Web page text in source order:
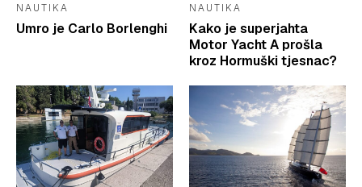
NAUTIKA
Umro je Carlo Borlenghi
NAUTIKA
Kako je superjahta
Motor Yacht A prošla
kroz Hormuški tjesnac?